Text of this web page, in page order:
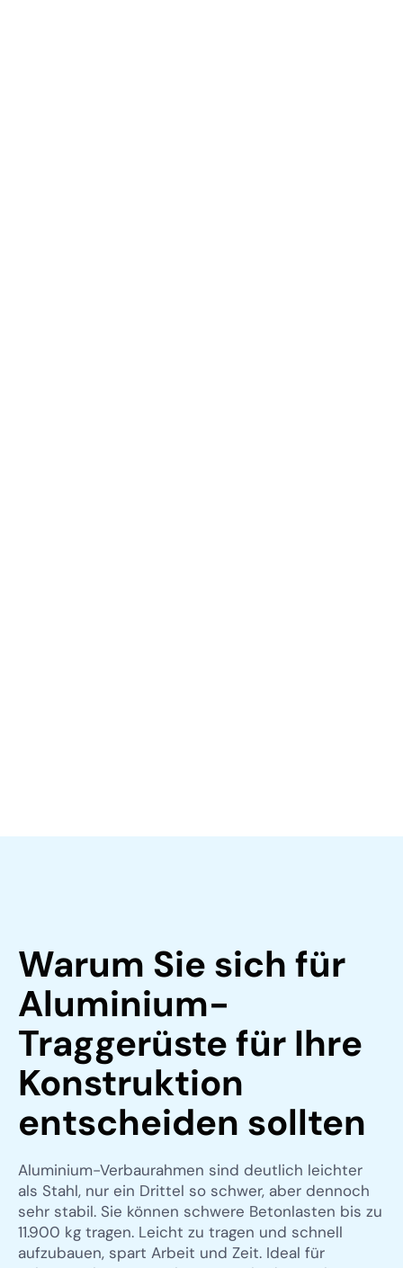
Warum Sie sich für
Aluminium-
Traggerüste für Ihre
Konstruktion
entscheiden sollten
Aluminium-Verbaurahmen sind deutlich leichter
als Stahl, nur ein Drittel so schwer, aber dennoch
sehr stabil. Sie können schwere Betonlasten bis zu
11.900 kg tragen. Leicht zu tragen und schnell
aufzubauen, spart Arbeit und Zeit. Ideal für